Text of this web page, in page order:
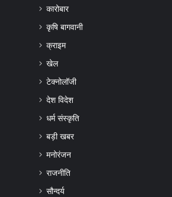
कारोबार
कृषि बागवानी
क्राइम
खेल
टेक्नोलॉजी
देश विदेश
धर्म संस्कृति
बड़ी खबर
मनोरंजन
राजनीति
सौन्दर्य